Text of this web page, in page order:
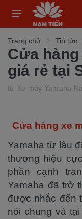
Trang chủ Tin tức
Cửa
giá rẻ tại
từ Xe máy Yamaha
Cửa hàng xe
Yamaha từ lâu
thương hiệu
phần cạnh
Yamaha đã trở
được nhắc đến
nói chung và